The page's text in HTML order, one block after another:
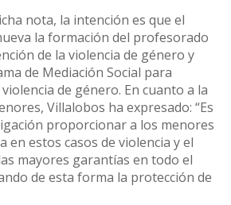
nota, la intención es que el
la formación del profesorado
de la violencia de género y
de Mediación Social para
de género. En cuanto a la
Villalobos ha expresado: “Es
proporcionar a los menores
en estos casos de violencia y el
mayores garantías en todo el
de esta forma la protección de